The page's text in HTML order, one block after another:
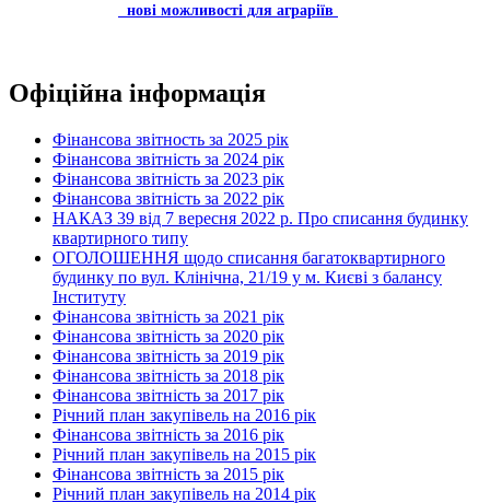
нові можливості для аграріїв
Офіційна інформація
Фінансова звітность за 2025 рік
Фінансова звітність за 2024 рік
Фінансова звітність за 2023 рік
Фінансова звітність за 2022 рік
НАКАЗ 39 від 7 вересня 2022 р. Про списання будинку
квартирного типу
ОГОЛОШЕННЯ щодо списання багатоквартирного
будинку по вул. Клінічна, 21/19 у м. Києві з балансу
Інституту
Фінансова звітність за 2021 рік
Фінансова звітність за 2020 рік
Фінансова звітність за 2019 рік
Фінансова звітність за 2018 рік
Фінансова звітність за 2017 рік
Річний план закупівель на 2016 рік
Фінансова звітність за 2016 рік
Річний план закупівель на 2015 рік
Фінансова звітність за 2015 рік
Річний план закупівель на 2014 рік